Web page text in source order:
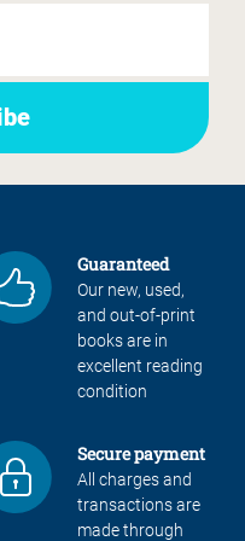
Guaranteed
Our new, used,
and out-of-print
books are in
excellent reading
condition
Secure payment
All charges and
transactions are
made through